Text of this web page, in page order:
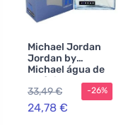
Michael Jordan
Jordan by
Michael água de
colónia para
homem
33,49 €
24,78 €
-26%